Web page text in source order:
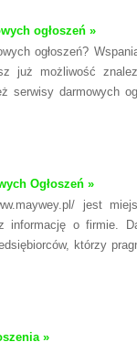
ogłoszeń »
ogłoszeń?
już możliwość
serwisy darmowych
Ogłoszeń »
jest
informację o firmie.
którzy
»